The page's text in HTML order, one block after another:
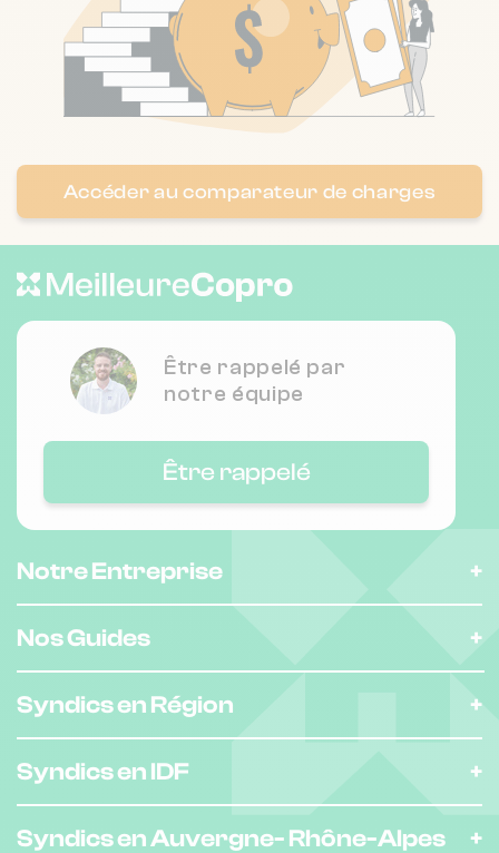
Accéder au comparateur de charges
Être rappelé par
notre équipe
Être rappelé
Notre Entreprise
Nos Guides
Syndics en Région
Syndics en IDF
Syndics en Auvergne-Rhône-Alpes